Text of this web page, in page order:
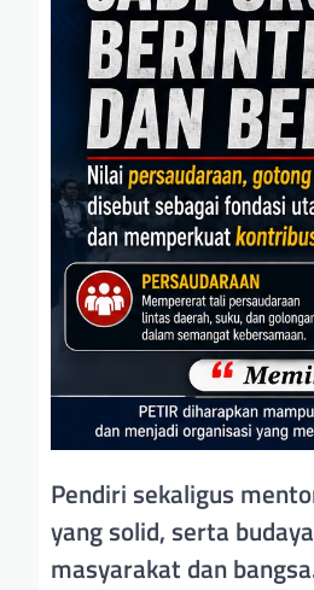
Pendiri sekaligus
yang solid, serta
masyarakat dan